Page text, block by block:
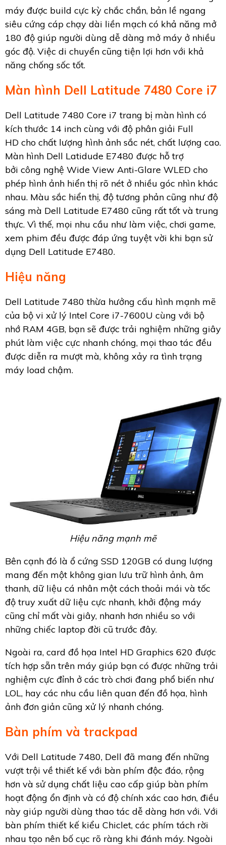
máy được build cực kỳ chắc chắn, bản lề ngang
siêu cứng cáp chạy dài liền mạch có khả năng mở
180 độ giúp người dùng dễ dàng mở máy ở nhiều
góc độ. Việc di chuyển cũng tiện lợi hơn với khả
năng chống sốc tốt.
Màn hình Dell Latitude 7480 Core i7
Dell Latitude 7480 Core i7 trang bị màn hình có
kích thước 14 inch cùng với độ phân giải Full
HD cho chất lượng hình ảnh sắc nét, chất lượng cao.
Màn hình Dell Latidude E7480 được hỗ trợ
bởi công nghệ Wide View Anti-Glare WLED cho
phép hình ảnh hiển thị rõ nét ở nhiều góc nhìn khác
nhau. Màu sắc hiển thị, độ tương phản cũng như độ
sáng mà Dell Latitude E7480 cũng rất tốt và trung
thực. Vì thế, mọi nhu cầu như làm việc, chơi game,
xem phim đều được đáp ứng tuyệt vời khi bạn sử
dụng Dell Latitude E7480.
Hiệu năng
Dell Latitude 7480 thừa hưởng cấu hình mạnh mẽ
của bộ vi xử lý Intel Core i7-7600U cùng với bộ
nhớ RAM 4GB, bạn sẽ được trải nghiệm những giây
phút làm việc cực nhanh chóng, mọi thao tác đều
được diễn ra mượt mà, không xảy ra tình trạng
máy load chậm.
Hiệu năng mạnh mẽ
Bên cạnh đó là ổ cứng SSD 120GB có dung lượng
mang đến một không gian lưu trữ hình ảnh, âm
thanh, dữ liệu cá nhân một cách thoải mái và tốc
độ truy xuất dữ liệu cực nhanh, khởi động máy
cũng chỉ mất vài giây, nhanh hơn nhiều so với
những chiếc laptop đời cũ trước đây.
Ngoài ra, card đồ họa Intel HD Graphics 620 được
tích hợp sẵn trên máy giúp bạn có được những trải
nghiệm cực đỉnh ở các trò chơi đang phổ biến như
LOL, hay các nhu cầu liên quan đến đồ họa, hình
ảnh đơn giản cũng xử lý nhanh chóng.
Bàn phím và trackpad
Với Dell Latitude 7480, Dell đã mang đến những
vượt trội về thiết kế với bàn phím độc đáo, rộng
hơn và sử dụng chất liệu cao cấp giúp bàn phím
hoạt động ổn định và có độ chính xác cao hơn, điều
này giúp người dùng thao tác dễ dàng hơn với. Với
bàn phím thiết kế kiểu Chiclet, các phím tách rời
nhau tạo nên bố cục rõ ràng khi đánh máy. Ngoài